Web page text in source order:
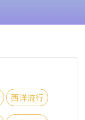
西洋流行